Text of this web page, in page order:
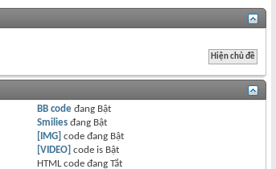
BB code đang Bật
Smilies đang Bật
[IMG] code đang Bật
[VIDEO] code is Bật
HTML code đangTắt